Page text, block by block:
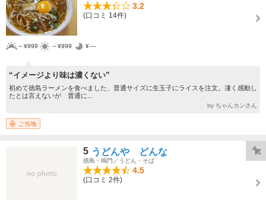
3.2
(口コミ 14件)
～¥999 ～¥999 ¥----
“イメージより味は濃くない”
初めて徳島ラーメンを食べました、普通サイズに生玉子にライスを注文。凄く感動し
たとは言えないが 普通に...
by ちゃんカンさん
ご当地
5 うどんや どんな
徳島・鳴門／うどん・そば
4.5
(口コミ 2件)